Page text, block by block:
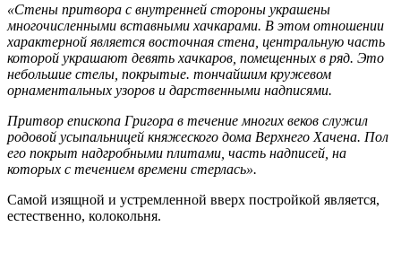
«Стены притвора с внутренней стороны украшены
многочисленными вставными хачкарами. В этом отношении
характерной является восточная стена, центральную часть
которой украшают девять хачкаров, помещенных в ряд. Это
небольшие стелы, покрытые. тончайшим кружевом
орнаментальных узоров и дарственными надписями.
Притвор епископа Григора в течение многих веков служил
родовой усыпальницей княжеского дома Верхнего Хачена. Пол
его покрыт надгробными плитами, часть надписей, на
которых с течением времени стерлась».
Самой изящной и устремленной вверх постройкой является,
естественно, колокольня.